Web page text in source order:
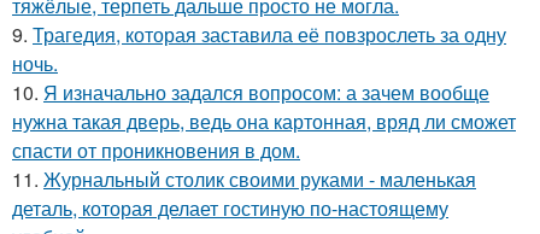
тяжёлые, терпеть дальше просто не могла.
9. Трагедия, которая заставила её повзрослеть за одну
ночь.
10. Я изначально задался вопросом: а зачем вообще
нужна такая дверь, ведь она картонная, вряд ли сможет
спасти от проникновения в дом.
11. Журнальный столик своими руками - маленькая
деталь, которая делает гостиную по-настоящему